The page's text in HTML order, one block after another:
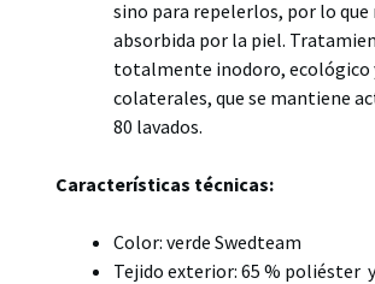
sino para repelerlos, por lo
absorbida por la piel.
totalmente inodoro, ecológico
colaterales, que se mantiene
80 lavados.
Características técnicas:
Color: verde Swedteam
Tejido exterior: 65 % poliéster